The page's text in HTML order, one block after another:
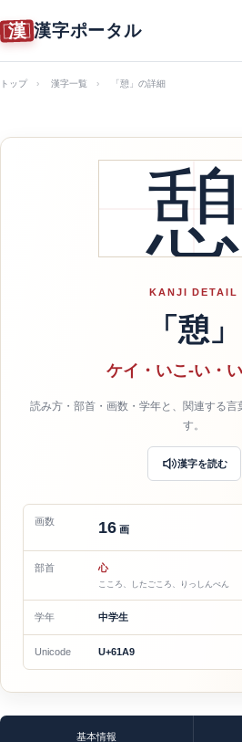
漢 漢字ポータル
トップ 漢字一覧 「憩」の詳細
憩
KANJI DETAIL
「憩」
ケイ・いこ-い・
読み方・部首・画数・学年と、関連する言
す。
漢字を読む
画数 16 画
部首 心
こころ、したごころ、りっしんべん
学年 中学生
Unicode U+61A9
基本情報